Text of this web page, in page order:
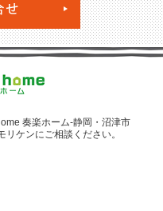
お問合せ・ご
奏楽ホーム‐静岡・沼津市
リケンにご相談ください。